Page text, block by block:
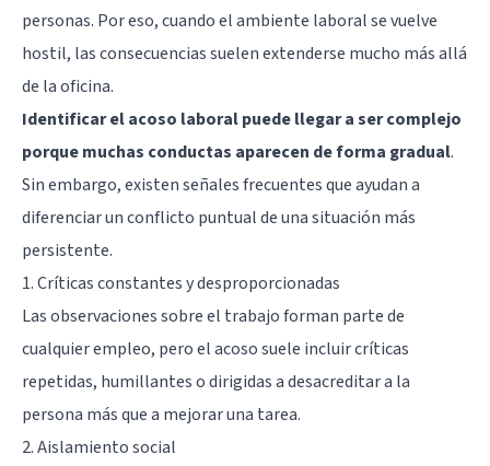
personas. Por eso, cuando el ambiente laboral se vuelve
hostil, las consecuencias suelen extenderse mucho más allá
de la oficina.
Identificar el acoso laboral puede llegar a ser complejo
porque muchas conductas aparecen de forma gradual.
Sin embargo, existen señales frecuentes que ayudan a
diferenciar un conflicto puntual de una situación más
persistente.
1. Críticas constantes y desproporcionadas
Las observaciones sobre el trabajo forman parte de
cualquier empleo, pero el acoso suele incluir críticas
repetidas, humillantes o dirigidas a desacreditar a la
persona más que a mejorar una tarea.
2. Aislamiento social